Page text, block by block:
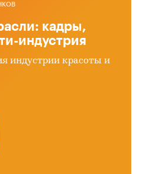
кадры,
индустрия
индустрии красоты и